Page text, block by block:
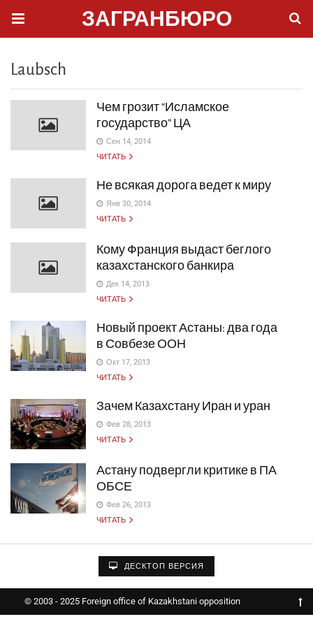
ЗАГРАНБЮРО
Laubsch
Чем грозит “Исламское
государство” ЦА
Сен 14, 2014
ЧИТАТЬ
Не всякая дорога ведет к миру
Янв 30, 2014
ЧИТАТЬ
Кому Франция выдаст беглого
казахстанского банкира
Дек 14, 2013
ЧИТАТЬ
Новый проект Астаны: два года
в Совбезе ООН
Окт 17, 2013
ЧИТАТЬ
Зачем Казахстану Иран и уран
Фев 28, 2013
ЧИТАТЬ
Астану подвергли критике в ПА
ОБСЕ
Фев 26, 2013
ЧИТАТЬ
ДЕСКТОП ВЕРСИЯ
© 2003 - 2025 Foreign office of Kazakhstani opposition